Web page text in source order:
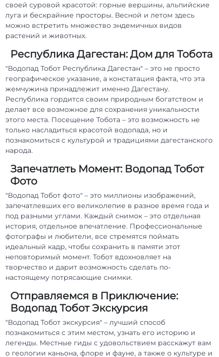
своей суровой красотой: горные вершины, альпийские
луга и бескрайние просторы. Весной и летом здесь
можно встретить множество эндемичных видов
растений и животных.
Республика Дагестан: Дом для Тобота
"Водопад Тобот Республика Дагестан" – это не просто
географическое указание, а констатация факта, что эта
жемчужина принадлежит именно Дагестану.
Республика гордится своим природным богатством и
делает все возможное для сохранения уникальности
этого места. Посещение Тобота – это возможность не
только насладиться красотой водопада, но и
познакомиться с культурой и традициями дагестанского
народа.
Запечатлеть Момент: Водопад Тобот
Фото
"Водопад Тобот фото" – это миллионы изображений,
запечатлевших его великолепие в разное время года и
под разными углами. Каждый снимок – это отдельная
история, отдельное впечатление. Профессиональные
фотографы и любители, все стремятся поймать
идеальный кадр, чтобы сохранить в памяти этот
неповторимый момент. Тобот вдохновляет на
творчество и дарит возможность сделать по-
настоящему потрясающие снимки.
Отправляемся в Приключение:
Водопад Тобот Экскурсия
"Водопад Тобот экскурсия" – лучший способ
познакомиться с этим местом, узнать его историю и
легенды. Местные гиды с удовольствием расскажут вам
о геологии каньона, флоре и фауне, а также о культуре и